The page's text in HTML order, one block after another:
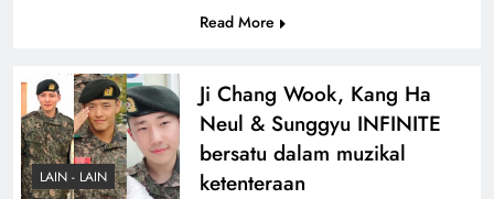
Read More
LAIN - LAIN
Ji Chang Wook, Kang Ha
Neul & Sunggyu INFINITE
bersatu dalam muzikal
ketenteraan